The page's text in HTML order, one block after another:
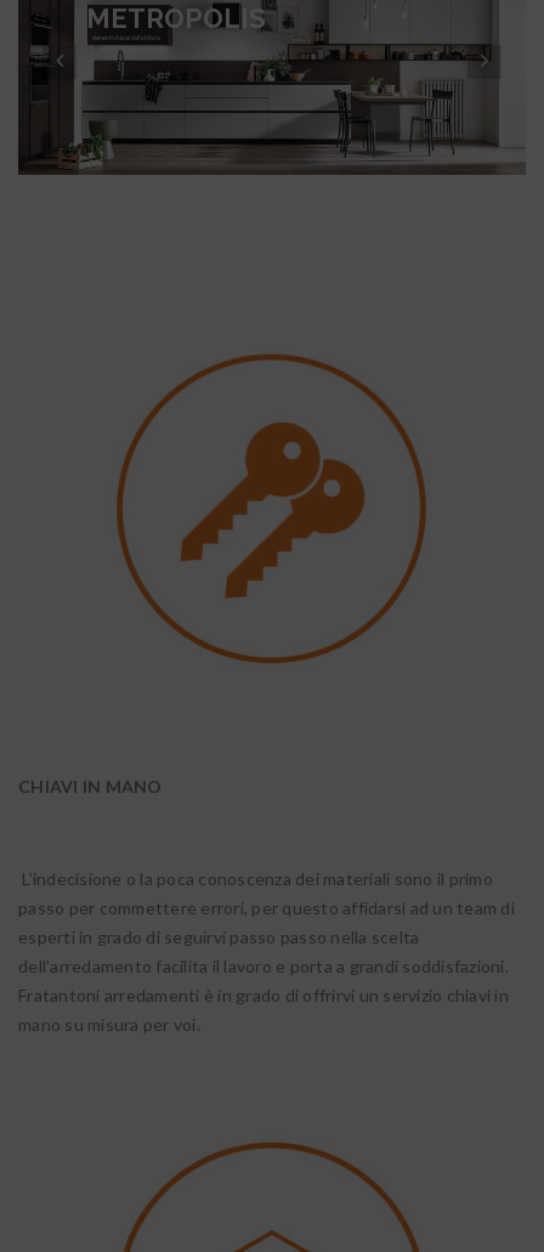
METROPOL S
elementi chiave dell'abitare
CHIAVI IN MANO
L’indecisione o la poca conoscenza dei materiali sono il primo
passo per commettere errori, per questo affidarsi ad un team di
esperti in grado di seguirvi passo passo nella scelta
dell’arredamento facilita il lavoro e porta a grandi soddisfazioni.
Fratantoni arredamenti è in grado di offrirvi un servizio chiavi in
mano su misura per voi.